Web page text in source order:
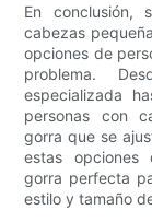
En conclusión,
cabezas
opciones de
problema.
especializada
personas con
gorra que se
estas opciones
gorra perfecta
estilo y tamaño